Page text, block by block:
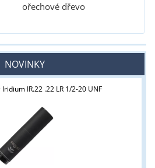
ořechové dřevo
NOVINKY
IR.22 .22 LR 1/2-20 UNF